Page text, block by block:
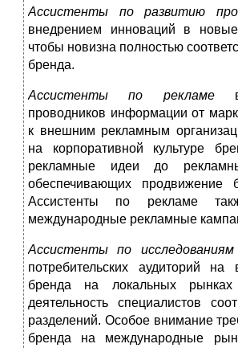
Ассистенты по развитию
внедрением инно­ваций в
чтобы новизна полностью
бренда.
Ассистенты по рекламе
проводников информа­ции от
к внешним рекламным
на корпоративной культуре
рекламные идеи до
обеспечивающих про­движение
Ассистенты по рекламе
международные рекламные
Ассистенты по исследованиям
потребительс­ких аудиторий на
бренда на локальных
деятельность специалистов
разделений. Особое внимание
бренда на меж­дународные